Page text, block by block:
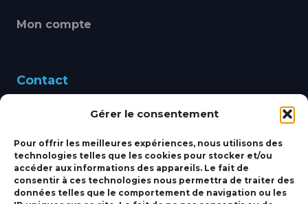
Gérer le consentement
Pour offrir les meilleures expériences, nous utilisons des
technologies telles que les cookies pour stocker et/ou
accéder aux informations des appareils. Le fait de
consentir à ces technologies nous permettra de traiter des
données telles que le comportement de navigation ou les
Mon compte
Contact
460 Avenue Alain Le
bbsmarine@bbs-
marine.fr